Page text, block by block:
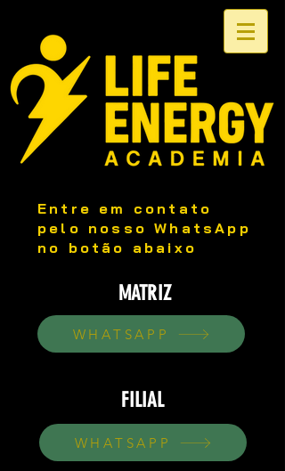
Entre em contato
pelo nosso WhatsApp
no botão abaixo
MATRIZ
WHATSAPP
FILIAL
WHATSAPP